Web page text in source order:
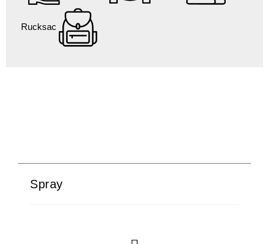
Rucksac
Spray